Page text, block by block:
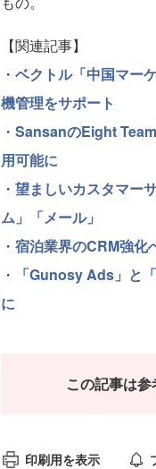
【関連記事】
・ ベクトル「中国マー
機管理をサポート
・ SansanのEight
用可能に
・ 望ましいカスタマー
ム」「メール」
・ 宿泊業界のCRM強化
・
「Gunosy Ads」と
に
この記事は
印刷用を表示